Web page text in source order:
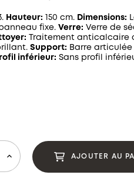
Hauteur: 150 cm. Dimensions:
fixe. Verre: Verre de
Traitement anticalcaire
Support: Barre
inférieur: Sans profil
AJOUTER AU